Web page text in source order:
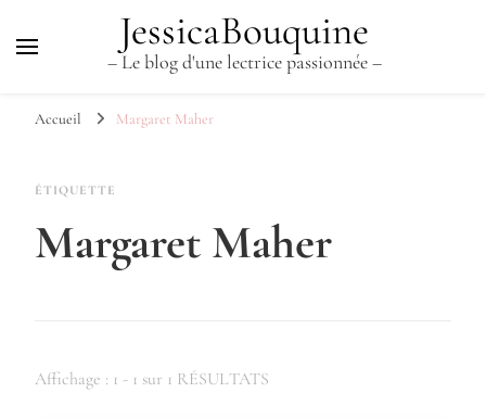
JessicaBouquine
– Le blog d'une lectrice passionnée –
Accueil Margaret Maher
ÉTIQUETTE
Margaret Maher
Affichage : 1 - 1 sur 1 RÉSULTATS